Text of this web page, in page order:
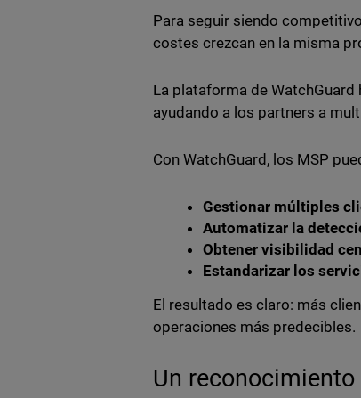
Para seguir siendo
costes crezcan en la misma
La plataforma de
ayudando a los partners a
Con WatchGuard, los MSP
Gestionar múltiples
Automatizar la
Obtener visibilidad
Estandarizar los
El resultado es claro: más
operaciones más predecibles.
Un